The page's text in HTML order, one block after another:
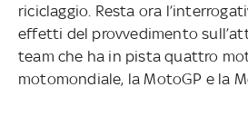
riciclaggio. Resta ora
effetti del provvedimento
team che ha in pista quattro
motomondiale, la MotoGP e la